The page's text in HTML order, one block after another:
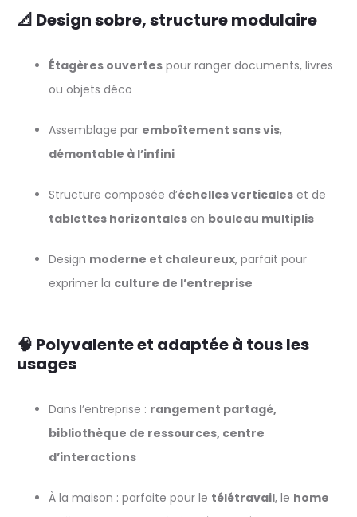
📐 Design sobre, structure modulaire
Étagères ouvertes pour ranger documents, livres
ou objets déco
Assemblage par emboîtement sans vis,
démontable à l’infini
Structure composée d’échelles verticales et de
tablettes horizontales en bouleau multiplis
Design moderne et chaleureux, parfait pour
exprimer la culture de l’entreprise
🧠 Polyvalente et adaptée à tous les
usages
Dans l’entreprise : rangement partagé,
bibliothèque de ressources, centre
d’interactions
À la maison : parfaite pour le télétravail, le home